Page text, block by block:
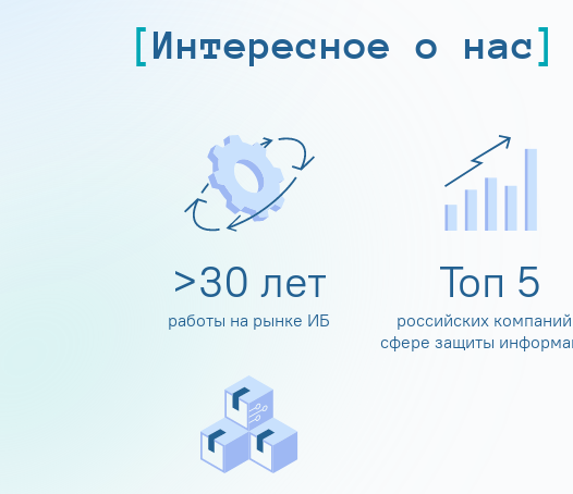
Интересное о нас
>30 лет
работы на рынке ИБ
Топ 5
российских
сфере защиты